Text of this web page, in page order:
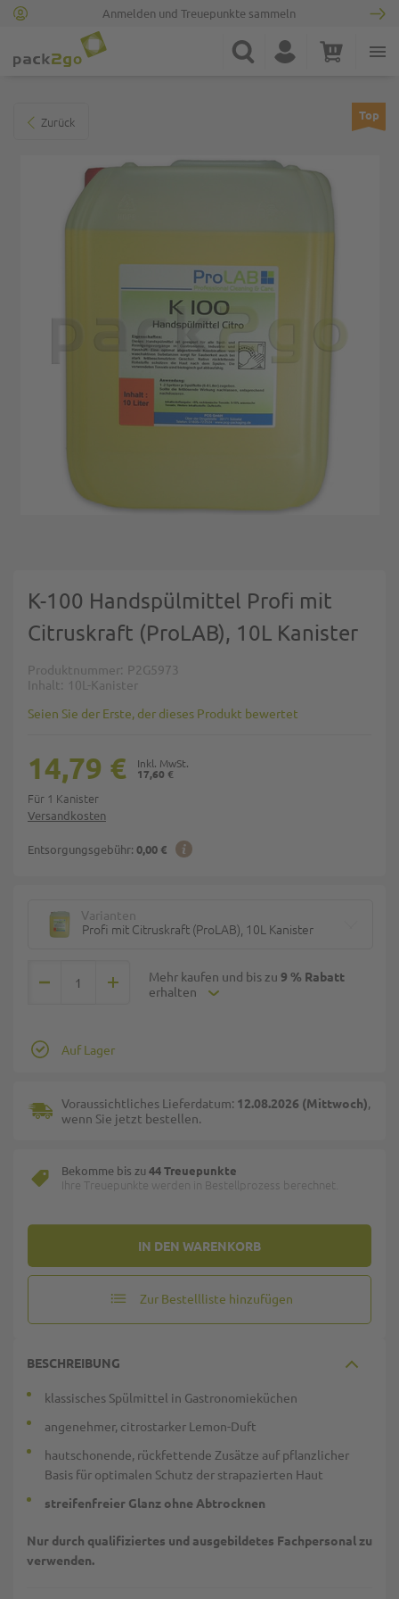
Anmelden und Treuepunkte sammeln
Suche Konto Warenkorb
Zurück Top
K-100 Handspülmittel Profi mit
Citruskraft (ProLAB), 10L Kanister
Produktnummer P2G5973
Inhalt
10L-Kanister
Seien Sie der Erste, der dieses Produkt bewertet
Versandkosten
Entsorgungsgebühr: 0,00 €
17,60 €
14,79 €
Für 1 Kanister
Varianten
Profi mit Citruskraft (ProLAB), 10L Kanister
Mehr kaufen und bis zu 9 % Rabatt
erhalten
IN DEN WARENKORB
Auf Lager
Voraussichtliches Lieferdatum: 12.08.2026 (Mittwoch),
wenn Sie jetzt bestellen.
Bekomme bis zu 44 Treuepunkte
Ihre Treuepunkte werden in Bestellprozess berechnet.
Zur Bestellliste hinzufügen
BESCHREIBUNG
klassisches Spülmittel in Gastronomieküchen
angenehmer, citrostarker Lemon-Duft
hautschonende, rückfettende Zusätze auf pflanzlicher
Basis für optimalen Schutz der strapazierten Haut
streifenfreier Glanz ohne Abtrocknen
Nur durch qualifiziertes und ausgebildetes Fachpersonal zu
verwenden.